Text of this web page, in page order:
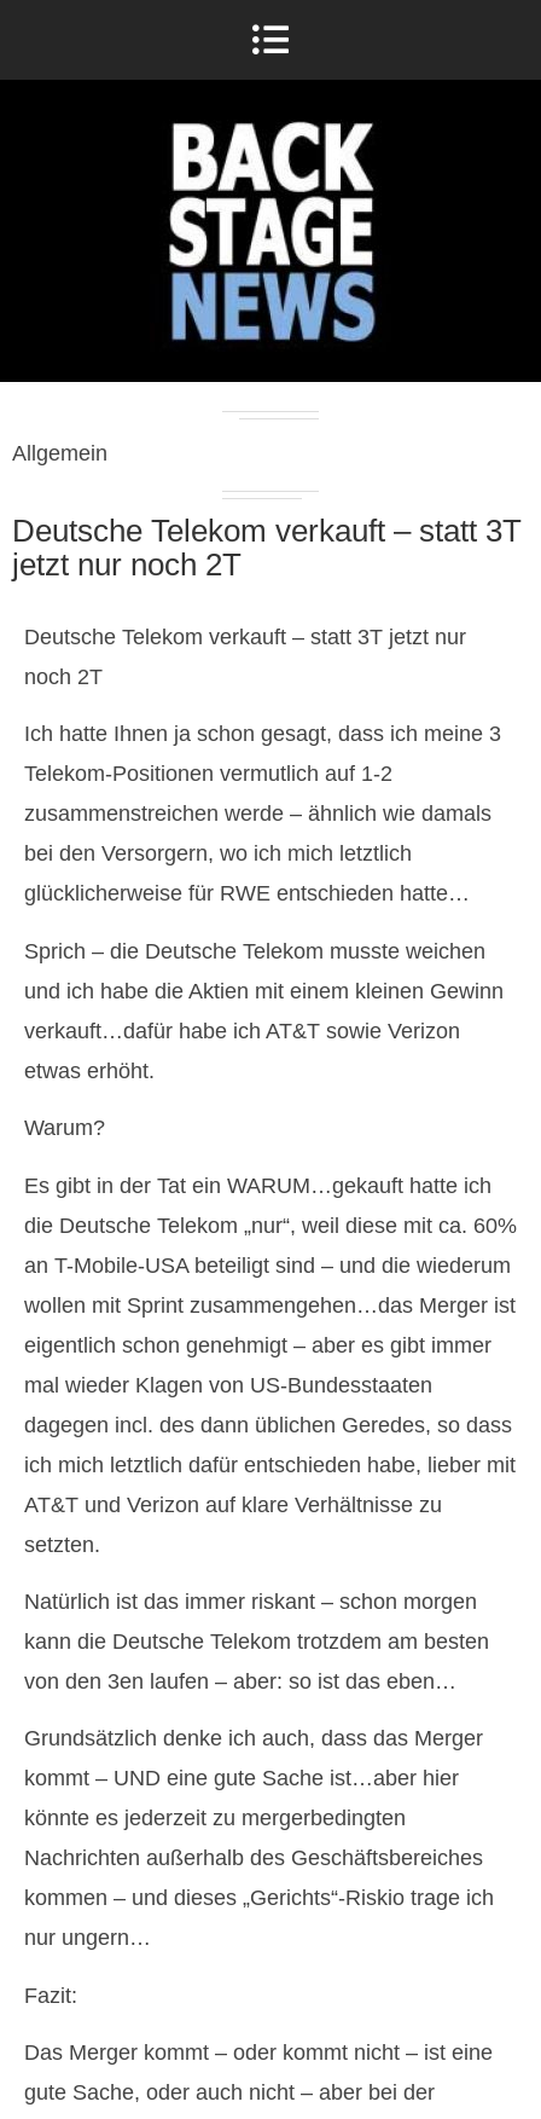
Allgemein
Deutsche Telekom verkauft – statt 3T
jetzt nur noch 2T
Deutsche Telekom verkauft – statt 3T jetzt nur
noch 2T
Ich hatte Ihnen ja schon gesagt, dass ich meine 3
Telekom-Positionen vermutlich auf 1-2
zusammenstreichen werde – ähnlich wie damals
bei den Versorgern, wo ich mich letztlich
glücklicherweise für RWE entschieden hatte…
Sprich – die Deutsche Telekom musste weichen
und ich habe die Aktien mit einem kleinen Gewinn
verkauft…dafür habe ich AT&T sowie Verizon
etwas erhöht.
Warum?
Es gibt in der Tat ein WARUM…gekauft hatte ich
die Deutsche Telekom „nur“, weil diese mit ca. 60%
an T-Mobile-USA beteiligt sind – und die wiederum
wollen mit Sprint zusammengehen…das Merger ist
eigentlich schon genehmigt – aber es gibt immer
mal wieder Klagen von US-Bundesstaaten
dagegen incl. des dann üblichen Geredes, so dass
ich mich letztlich dafür entschieden habe, lieber mit
AT&T und Verizon auf klare Verhältnisse zu
setzten.
Natürlich ist das immer riskant – schon morgen
kann die Deutsche Telekom trotzdem am besten
von den 3en laufen – aber: so ist das eben…
Grundsätzlich denke ich auch, dass das Merger
kommt – UND eine gute Sache ist…aber hier
könnte es jederzeit zu mergerbedingten
Nachrichten außerhalb des Geschäftsbereiches
kommen – und dieses „Gerichts“-Riskio trage ich
nur ungern…
Fazit:
Das Merger kommt – oder kommt nicht – ist eine
gute Sache, oder auch nicht – aber bei der